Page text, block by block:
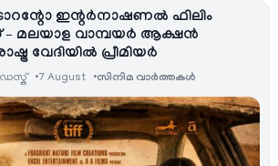
ഇന്റർനാഷണൽ ഫിലിം
– മലയാള വാമ്പയർ ആക്ഷൻ
വേദിയിൽ പ്രീമിയർ
7 August സിനിമ വാര്‍ത്തകള്‍